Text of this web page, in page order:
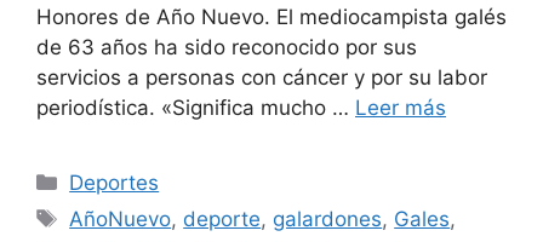
Honores de Año Nuevo. El mediocampista galés
de 63 años ha sido reconocido por sus
servicios a personas con cáncer y por su labor
periodística. «Significa mucho … Leer más
Categorías
Deportes
Etiquetas
AñoNuevo, deporte, galardones, Gales,